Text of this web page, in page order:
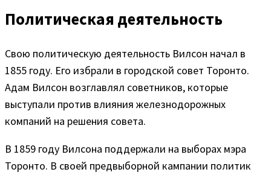
Политическая деятельность
Свою политическую деятельность Вилсон начал в
1855 году. Его избрали в городской совет Торонто.
Адам Вилсон возглавлял советников, которые
выступали против влияния железнодорожных
компаний на решения совета.
В 1859 году Вилсона поддержали на выборах мэра
Торонто. В своей предвыборной кампании политик